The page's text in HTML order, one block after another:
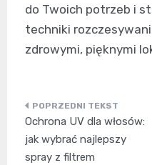
do Twoich potrzeb i
techniki
zdrowymi, pięknymi
Nawigacja
wpisu
Ochrona UV dla włosów:
jak wybrać najlepszy
spray z filtrem